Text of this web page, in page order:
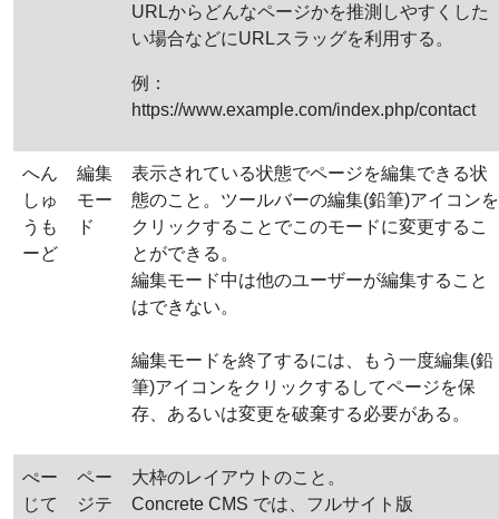
URLからどんなページかを推測しやすくした
い場合などにURLスラッグを利用する。
例：
https://www.example.com/index.php/contact
へん
しゅ
うも
ーど
編集
モー
ド
表示されている状態でページを編集できる状
態のこと。ツールバーの編集(鉛筆)アイコンを
クリックすることでこのモードに変更するこ
とができる。
編集モード中は他のユーザーが編集すること
はできない。
編集モードを終了するには、もう一度編集(鉛
筆)アイコンをクリックするしてページを保
存、あるいは変更を破棄する必要がある。
ぺー
じて
ペー
ジテ
大枠のレイアウトのこと。
Concrete CMS では、フルサイト版